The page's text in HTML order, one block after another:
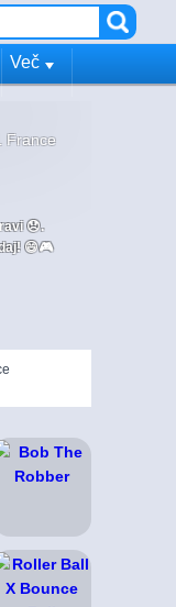
Več
France
😞.
😄🎮